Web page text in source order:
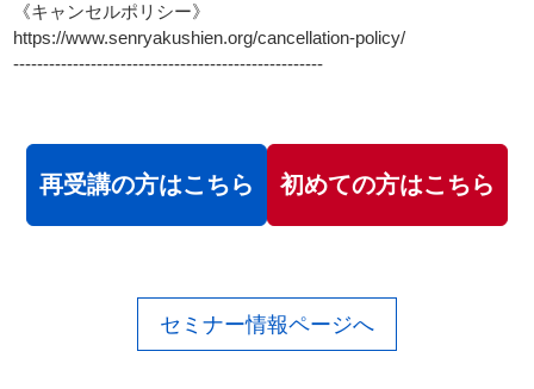
《キャンセルポリシー》
https://www.senryakushien.org/cancellation-policy/
----------------------------------------------------
再受講の方はこちら 初めての方はこちら
セミナー情報ページへ